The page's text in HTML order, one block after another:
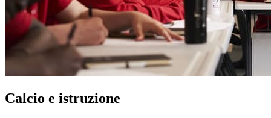
Calcio e istruzione